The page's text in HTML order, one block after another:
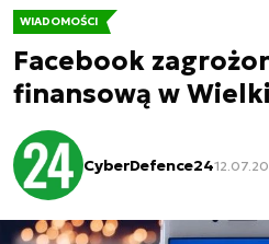
WIADOMOŚCI
Facebook
finansową w
CyberDefence24